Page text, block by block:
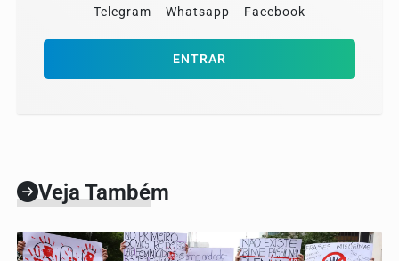
Telegram Whatsapp Facebook
ENTRAR
Veja Também